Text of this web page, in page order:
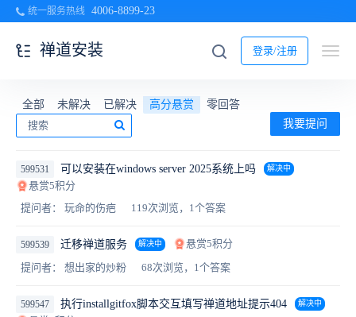
统一服务热线 4006-8899-23
登录/注册
禅道安装
全部 未解决 已解决 高分悬赏
零回答
我要提问
599531 可以安装在windows server 2025系统上吗 解决中
悬赏5积分
提问者： 玩命的伤疤
119次浏览，1个答案
599539 迁移禅道服务 解决中
悬赏5积分
提问者： 想出家的炒粉
68次浏览，1个答案
599547 执行installgitfox脚本交互填写禅道地址提示404 解决中